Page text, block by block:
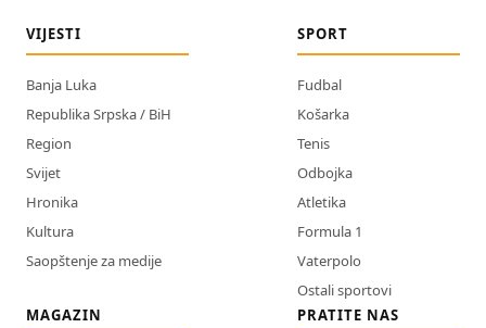
VIJESTI
Banja Luka
Republika Srpska / BiH
Region
Svijet
Hronika
Kultura
Saopštenje za medije
SPORT
Fudbal
Košarka
Tenis
Odbojka
Atletika
Formula 1
Vaterpolo
Ostali sportovi
MAGAZIN
PRATITE NAS